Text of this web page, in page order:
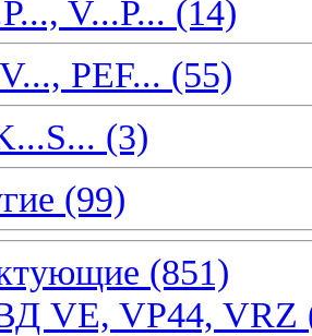
V...P... (14)
PEF... (55)
(3)
(99)
(851)
VE, VP44, VRZ